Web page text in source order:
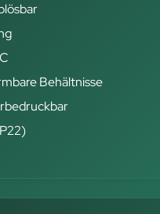
Behältnisse